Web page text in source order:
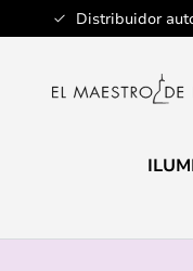
Distribuidor
Ir
al